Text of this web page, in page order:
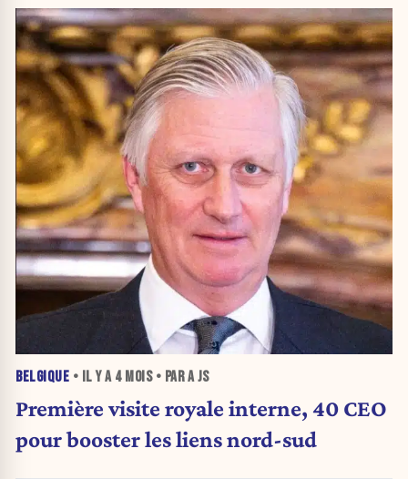
BELGIQUE • IL Y A 4 MOIS• PAR A JS
Première visite royale interne, 40 CEO
pour booster les liens nord-sud